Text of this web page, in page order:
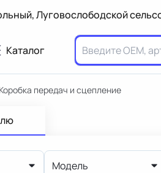
Луговослободской
Каталог
Коробка передач и сцепление
Модель